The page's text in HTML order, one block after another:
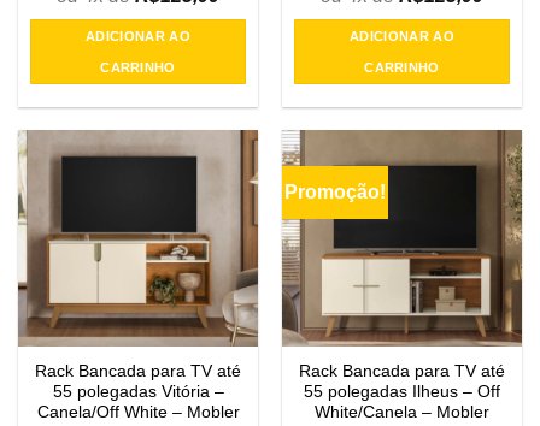
ADICIONAR AO
CARRINHO
ADICIONAR AO
CARRINHO
Rack Bancada para TV até
55 polegadas Vitória –
Canela/Off White – Mobler
Promoção!
Rack Bancada para TV até
55 polegadas Ilheus – Off
White/Canela – Mobler